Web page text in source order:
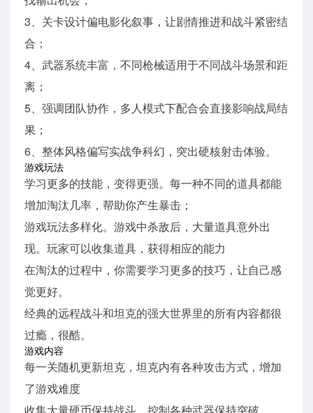
3、关卡设计偏电影化叙事，让剧情推进和战斗紧密结
合；
4、武器系统丰富，不同枪械适用于不同战斗场景和距
离；
5、强调团队协作，多人模式下配合会直接影响战局结
果；
6、整体风格偏写实战争科幻，突出硬核射击体验。
游戏玩法
学习更多的技能，变得更强。每一种不同的道具都能
增加淘汰几率，帮助你产生暴击；
游戏玩法多样化。游戏中杀敌后，大量道具意外出
现。玩家可以收集道具，获得相应的能力
在淘汰的过程中，你需要学习更多的技巧，让自己感
觉更好。
经典的远程战斗和坦克的强大世界里的所有内容都很
过瘾，很酷。
游戏内容
每一关随机更新坦克，坦克内有各种攻击方式，增加
了游戏难度